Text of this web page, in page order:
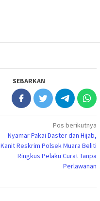
SEBARKAN
Pos berikutnya
Nyamar Pakai Daster dan Hijab,
Kanit Reskrim Polsek Muara Beliti
Ringkus Pelaku Curat Tanpa
Perlawanan